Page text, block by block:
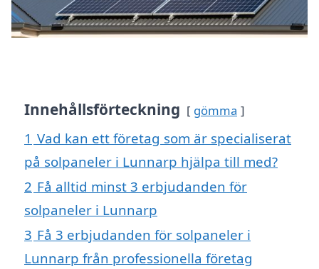
Innehållsförteckning gömma
1 Vad kan ett företag som är specialiserat
på solpaneler i Lunnarp hjälpa till med?
2 Få alltid minst 3 erbjudanden för
solpaneler i Lunnarp
3 Få 3 erbjudanden för solpaneler i
Lunnarp från professionella företag